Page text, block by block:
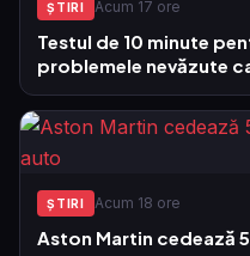
ŞTIRI Acum 17 ore
Testul de 10 minute
problemele nevăzute
ŞTIRI Acum 18 ore
Aston Martin cedează